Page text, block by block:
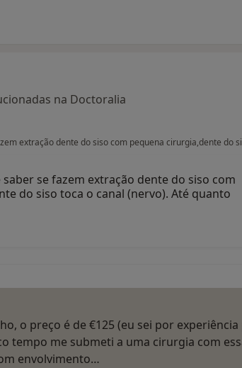
na Doctoralia
extração dente do siso com pequena cirurgia,dente do
se fazem extração dente do siso com
do siso toca o canal (nervo). Até quanto
o preço é de €125 (eu sei por
tempo me submeti a uma cirurgia com
envolvimento…